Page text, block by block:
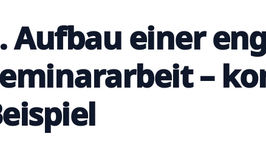
Aufbau einer
–